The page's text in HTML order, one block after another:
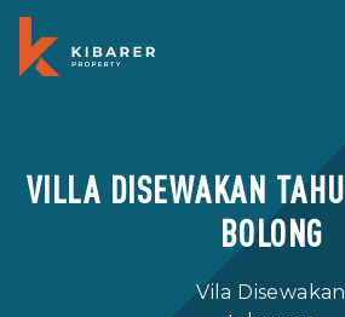
VILLA DISEWAKAN
BOLONG
Vila Disewakan